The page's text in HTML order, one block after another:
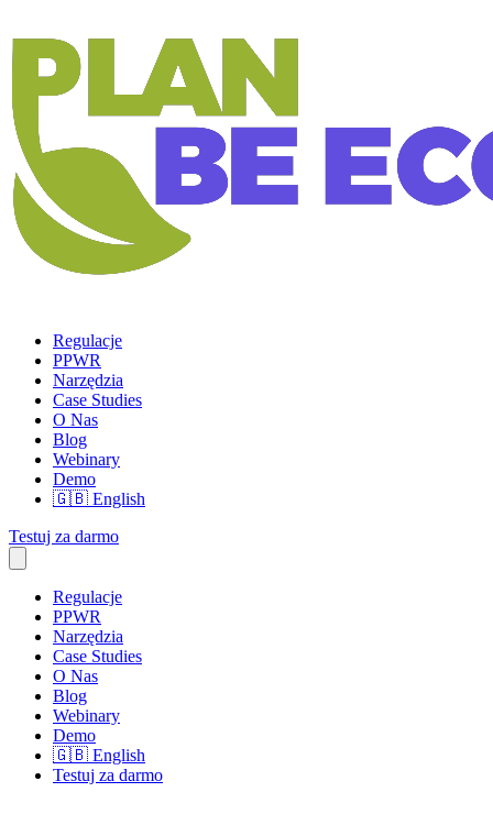
Regulacje
PPWR
Narzędzia
Case Studies
O Nas
Blog
Webinary
Demo
🇬🇧 English
Testuj za darmo
Regulacje
PPWR
Narzędzia
Case Studies
O Nas
Blog
Webinary
Demo
🇬🇧 English
Testuj za darmo